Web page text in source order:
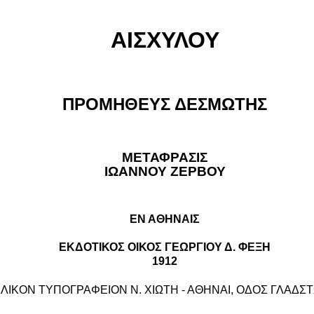
ΑΙΣΧΥΛΟΥ
ΠΡΟΜΗΘΕΥΣ ΔΕΣΜΩΤΗΣ
ΜΕΤΑΦΡΑΣΙΣ
ΙΩΑΝΝΟΥ ΖΕΡΒΟΥ
ΕΝ ΑΘΗΝΑΙΣ
ΕΚΔΟΤΙΚΟΣ ΟΙΚΟΣ ΓΕΩΡΓΙΟΥ Δ. ΦΕΞΗ
1912
ΤΥΠΟΓΡΑΦΕΙΟΝ Ν. ΧΙΩΤΗ - ΑΘΗΝΑΙ, ΟΔΟΣ